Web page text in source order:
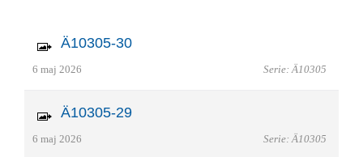
Ä10305-30
6 maj 2026 Serie: Ä10305
Ä10305-29
6 maj 2026 Serie: Ä10305